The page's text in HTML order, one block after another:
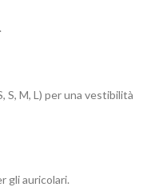
M, L) per una vestibilità
gli auricolari.